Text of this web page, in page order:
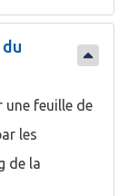
du
une feuille de
les
de la